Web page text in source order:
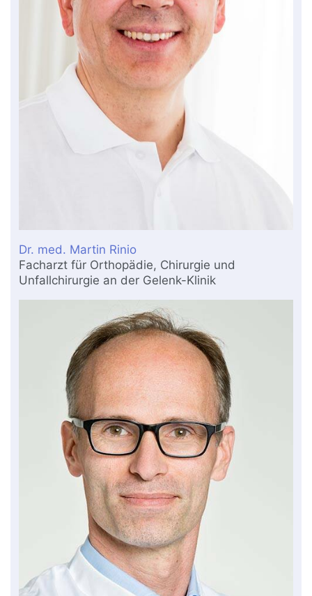
Dr. med. Martin Rinio
Facharzt für Orthopädie, Chirurgie und
Unfallchirurgie an der Gelenk-Klinik